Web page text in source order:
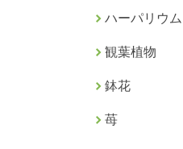
ハーパリウム
観葉植物
鉢花
苺